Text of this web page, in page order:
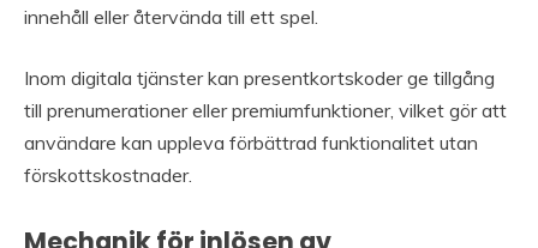
innehåll eller återvända till ett spel.
Inom digitala tjänster kan presentkortskoder ge tillgång
till prenumerationer eller premiumfunktioner, vilket gör att
användare kan uppleva förbättrad funktionalitet utan
förskottskostnader.
Mechanik för inlösen av